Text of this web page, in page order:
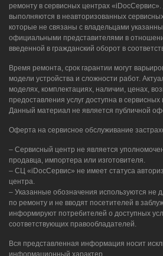
ремонту в сервисных центрах «iDocСервис».
выполняются в неавторизованных
которые не связаны с владельцами
официальными представителями в
введенной в гражданский оборот в
Время ремонта, срок гарантии могут
модели устройства и сложности работ.
моделях, комплектациях, наличии, ценах,
предоставления услуг доступна в
Данный материал не является публичной
Оферта на сервисное обслуживание
– Сервисный центр не является
продавца, импортера или изготовителя.
– СЦ «iDocСервис» не имеет статуса
центра.
– Указанные обозначения используются не
по ремонту и не вводят посетителей в
информируют потребителей о доступных
соответствующих правообладателей.
Вся представленная информация носит
информационный характер.